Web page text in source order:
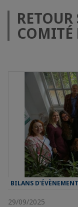
COMITÉ
BILANS D’ÉVÈNEMENT
29/09/2025